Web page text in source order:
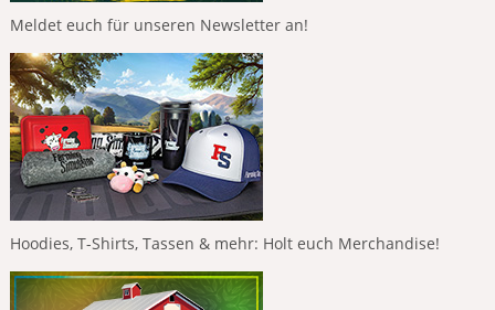
Meldet euch für unseren Newsletter an!
Hoodies, T-Shirts, Tassen & mehr: Holt euch Merchandise!